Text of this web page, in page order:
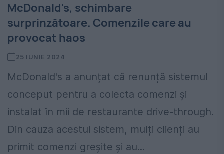
McDonald's, schimbare
surprinzătoare. Comenzile care au
provocat haos
25 IUNIE 2024
McDonald's a anunțat că renunță sistemul
conceput pentru a colecta comenzi și
instalat în mii de restaurante drive-through.
Din cauza acestui sistem, mulți clienți au
primit comenzi greșite și au...